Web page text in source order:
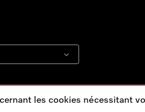
les cookies nécessitant